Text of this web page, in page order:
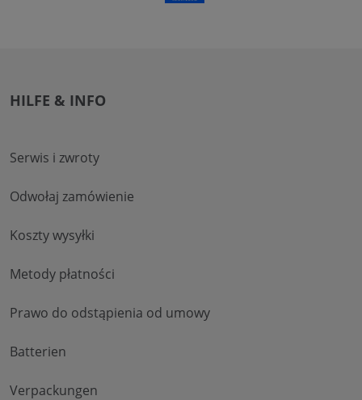
HILFE & INFO
Serwis i zwroty
Odwołaj zamówienie
Koszty wysyłki
Metody płatności
Prawo do odstąpienia od umowy
Batterien
Verpackungen